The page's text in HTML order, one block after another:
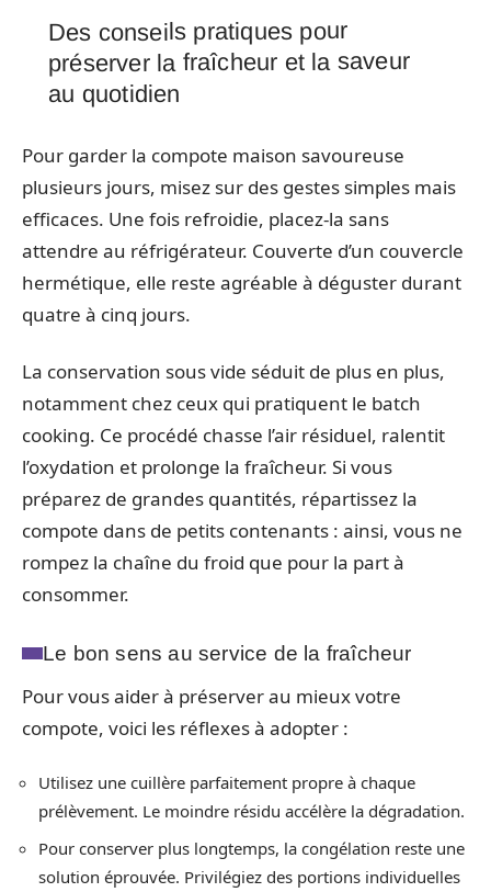
Des conseils pratiques pour
préserver la fraîcheur et la saveur
au quotidien
Pour garder la compote maison savoureuse
plusieurs jours, misez sur des gestes simples mais
efficaces. Une fois refroidie, placez-la sans
attendre au réfrigérateur. Couverte d’un couvercle
hermétique, elle reste agréable à déguster durant
quatre à cinq jours.
La conservation sous vide séduit de plus en plus,
notamment chez ceux qui pratiquent le batch
cooking. Ce procédé chasse l’air résiduel, ralentit
l’oxydation et prolonge la fraîcheur. Si vous
préparez de grandes quantités, répartissez la
compote dans de petits contenants : ainsi, vous ne
rompez la chaîne du froid que pour la part à
consommer.
Le bon sens au service de la fraîcheur
Pour vous aider à préserver au mieux votre
compote, voici les réflexes à adopter :
Utilisez une cuillère parfaitement propre à chaque
prélèvement. Le moindre résidu accélère la dégradation.
Pour conserver plus longtemps, la congélation reste une
solution éprouvée. Privilégiez des portions individuelles